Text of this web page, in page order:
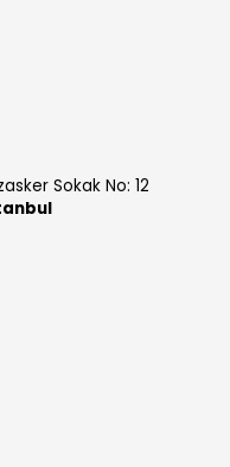
Sokak No: 12